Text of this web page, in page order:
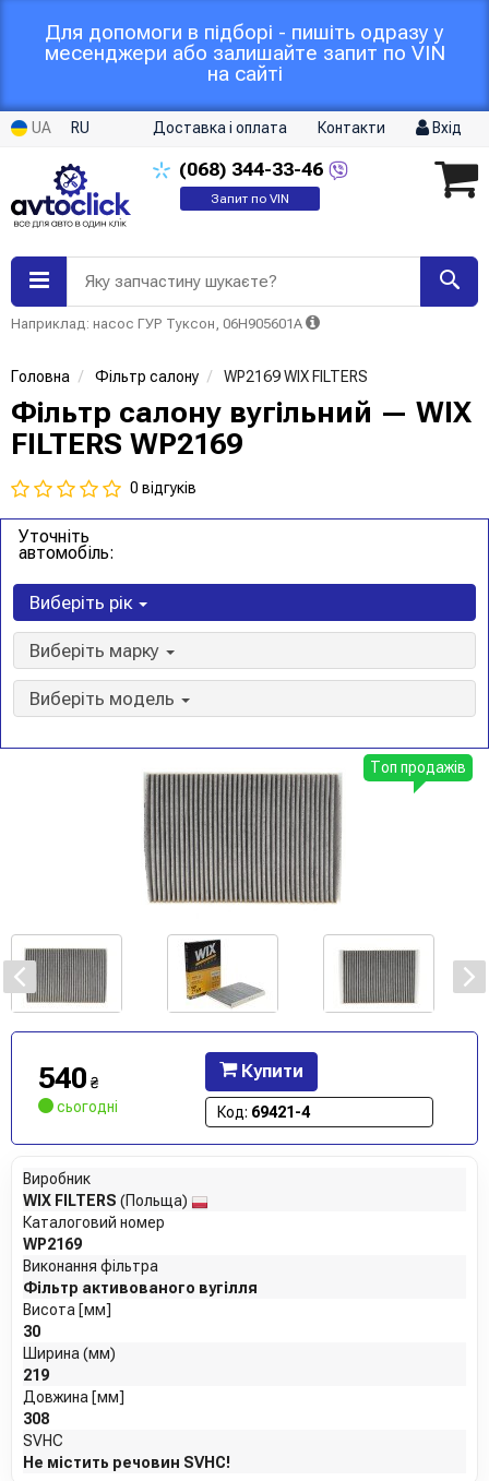
Для допомоги в підборі - пишіть одразу у
месенджери або залишайте запит по VIN
на сайті
UA RU Доставка і оплата Контакти Вхід
(068) 344-33-46
Запит по VIN
Яку запчастину шукаєте?
Наприклад: насос ГУР Туксон, 06H905601A
Головна Фільтр салону WP2169 WIX FILTERS
Фільтр салону вугільний — WIX
FILTERS WP2169
0 відгуків
Уточніть
автомобіль:
Виберіть рік
Виберіть марку
Виберіть модель
Топ продажів
540 ₴
сьогодні
Купити
Код: 69421-4
Виробник
WIX FILTERS (Польща)
Каталоговий номер
WP2169
Виконання фільтра
Фільтр активованого вугілля
Висота [мм]
30
Ширина (мм)
219
Довжина [мм]
308
SVHC
Не містить речовин SVHC!